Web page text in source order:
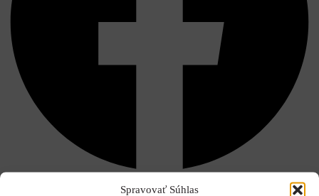
Spravovať Súhlas